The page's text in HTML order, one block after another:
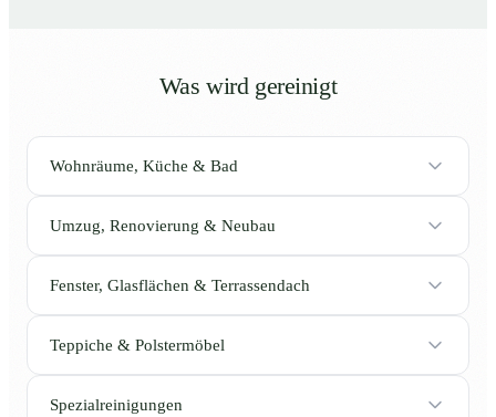
Was wird gereinigt
Wohnräume, Küche & Bad
Umzug, Renovierung & Neubau
Fenster, Glasflächen & Terrassendach
Teppiche & Polstermöbel
Spezialreinigungen